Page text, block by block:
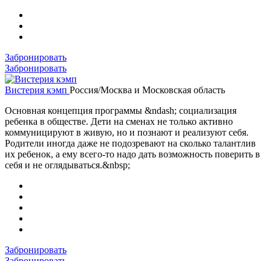
Забронировать
Забронировать
Вистерия кэмп Россия/Москва и Московская область
Основная концепция программы &ndash; социализация
ребенка в обществе. Дети на сменах не только активно
коммуницируют в живую, но и познают и реализуют себя.
Родители иногда даже не подозревают на сколько талантлив
их ребенок, а ему всего-то надо дать возможность поверить в
себя и не оглядываться.&nbsp;
Забронировать